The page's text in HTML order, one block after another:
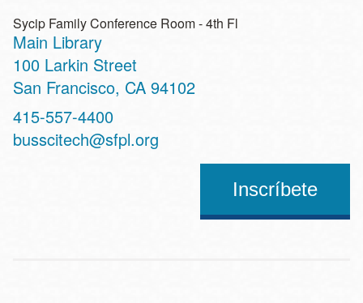
Sycip Family Conference Room - 4th Fl
Main Library
Address
100 Larkin Street
San Francisco, CA 94102
Contact
Telephone
415-557-4400
busscitech@sfpl.org
Inscríbete